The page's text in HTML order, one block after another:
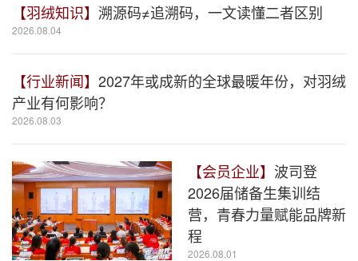
【羽绒知识】 溯源码≠追溯码，一文读懂二者区别
2026.08.04
【行业新闻】 2027年或成新的全球最暖年份，对羽绒
产业有何影响？
2026.08.03
【会员企业】 波司登
2026届储备生集训结
营，青春力量赋能品牌新
程
2026.08.01